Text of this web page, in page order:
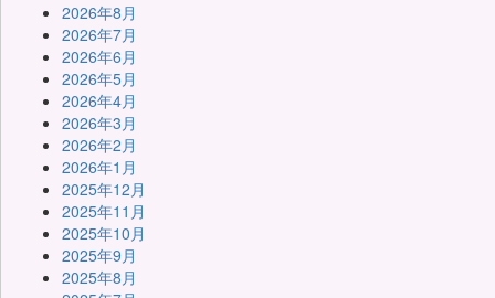
2026年8月
2026年7月
2026年6月
2026年5月
2026年4月
2026年3月
2026年2月
2026年1月
2025年12月
2025年11月
2025年10月
2025年9月
2025年8月